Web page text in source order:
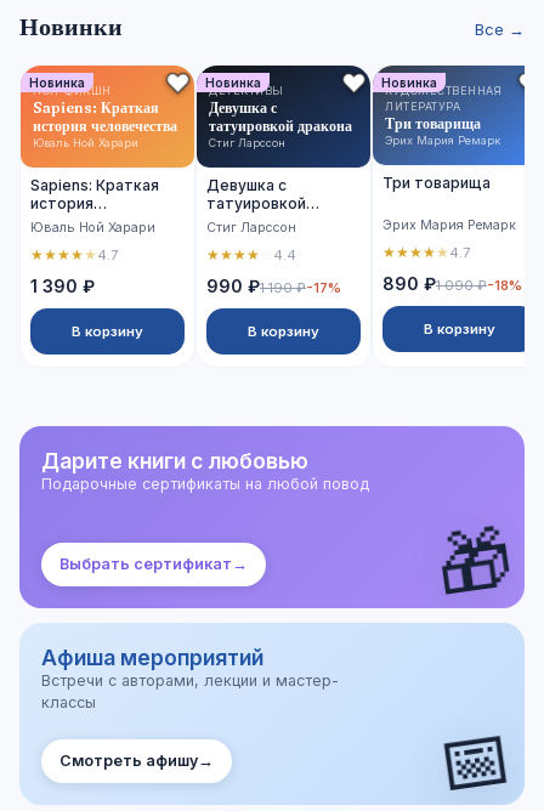
Новинки Все →
Новинка
НОН-ФИКШН
Sapiens: Краткая
история человечества
Юваль Ной Харари
Sapiens: Краткая
история
человечества
Юваль Ной Харари
★★★★★4.7
1 390 ₽
В корзину
Новинка
ДЕТЕКТИВЫ
Девушка с
татуировкой дракона
Стиг Ларссон
Девушка с
татуировкой
дракона
Стиг Ларссон
★★★★ 4.4
990 ₽1 190 ₽-17%
В корзину
Новинка
ХУДОЖЕСТВЕННАЯ
ЛИТЕРАТУРА
Три товарища
Эрих Мария Ремарк
Три товарища
Эрих Мария Ремарк
★★★★★4.7
890 ₽1 090 ₽-18%
В корзину
Дарите книги с любовью
Подарочные сертификаты на любой повод
Выбрать сертификат → 🎁
Афиша мероприятий
Встречи с авторами, лекции и мастер-
классы
Смотреть афишу→ 📅